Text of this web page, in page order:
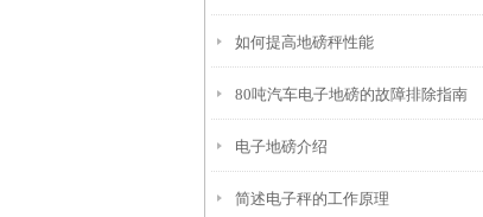
如何提高地磅秤性能
80吨汽车电子地磅的故障排除指南
电子地磅介绍
简述电子秤的工作原理